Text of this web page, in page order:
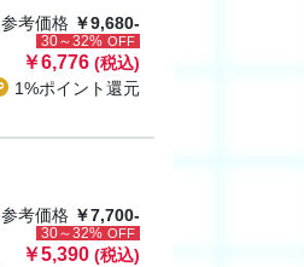
参考価格 ￥9,680-
30～32% OFF
￥6,776 (税込)
1%ポイント還元
参考価格 ￥7,700-
30～32% OFF
￥5,390 (税込)